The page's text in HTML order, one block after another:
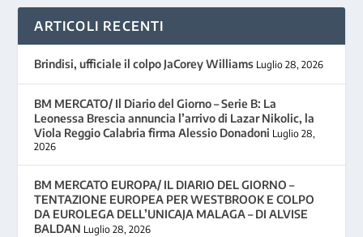
ARTICOLI RECENTI
Brindisi, ufficiale il colpo JaCorey Williams Luglio 28, 2026
BM MERCATO/ Il Diario del Giorno – Serie B: La
Leonessa Brescia annuncia l’arrivo di Lazar Nikolic, la
Viola Reggio Calabria firma Alessio Donadoni Luglio 28,
2026
BM MERCATO EUROPA/ IL DIARIO DEL GIORNO –
TENTAZIONE EUROPEA PER WESTBROOK E COLPO
DA EUROLEGA DELL’UNICAJA MALAGA – DI ALVISE
BALDAN Luglio 28, 2026